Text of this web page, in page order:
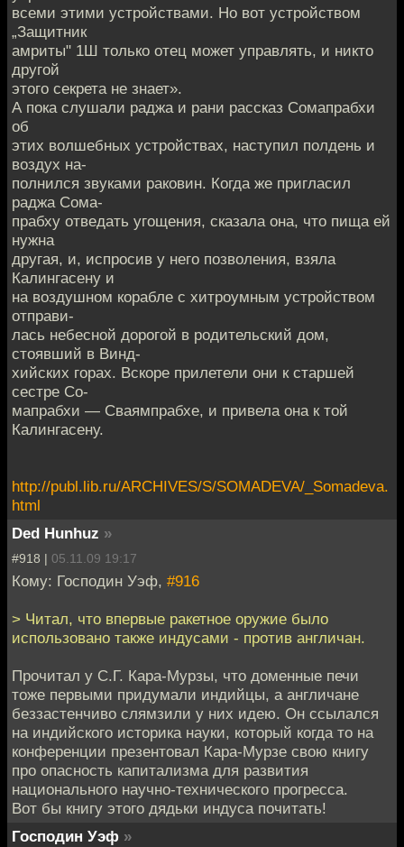
всеми этими устройствами. Но вот устройством
„Защитник
амриты" 1Ш только отец может управлять, и никто
другой
этого секрета не знает».
А пока слушали раджа и рани рассказ Сомапрабхи
об
этих волшебных устройствах, наступил полдень и
воздух на-
полнился звуками раковин. Когда же пригласил
раджа Сома-
прабху отведать угощения, сказала она, что пища ей
нужна
другая, и, испросив у него позволения, взяла
Калингасену и
на воздушном корабле с хитроумным устройством
отправи-
лась небесной дорогой в родительский дом,
стоявший в Винд-
хийских горах. Вскоре прилетели они к старшей
сестре Со-
мапрабхи — Сваямпрабхе, и привела она к той
Калингасену.
http://publ.lib.ru/ARCHIVES/S/SOMADEVA/_Somadeva.
html
Ded Hunhuz »
#918 | 05.11.09 19:17
Кому: Господин Уэф, #916
> Читал, что впервые ракетное оружие было
использовано также индусами - против англичан.
Прочитал у С.Г. Кара-Мурзы, что доменные печи
тоже первыми придумали индийцы, а англичане
беззастенчиво слямзили у них идею. Он ссылался
на индийского историка науки, который когда то на
конференции презентовал Кара-Мурзе свою книгу
про опасность капитализма для развития
национального научно-технического прогресса.
Вот бы книгу этого дядьки индуса почитать!
Господин Уэф »